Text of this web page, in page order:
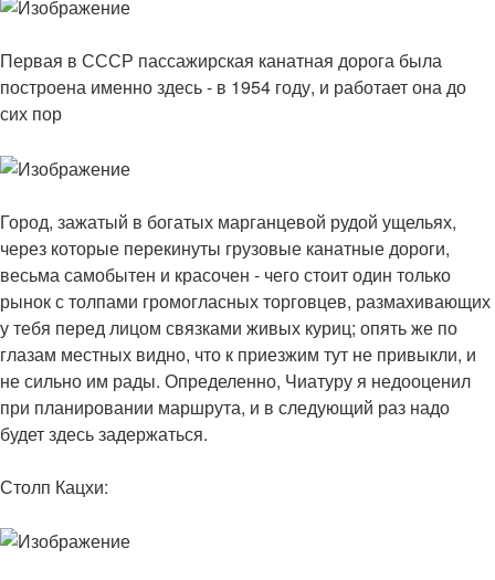
Первая в СССР пассажирская канатная дорога была
построена именно здесь - в 1954 году, и работает она до
сих пор
Город, зажатый в богатых марганцевой рудой ущельях,
через которые перекинуты грузовые канатные дороги,
весьма самобытен и красочен - чего стоит один только
рынок с толпами громогласных торговцев, размахивающих
у тебя перед лицом связками живых куриц; опять же по
глазам местных видно, что к приезжим тут не привыкли, и
не сильно им рады. Определенно, Чиатуру я недооценил
при планировании маршрута, и в следующий раз надо
будет здесь задержаться.
Столп Кацхи: